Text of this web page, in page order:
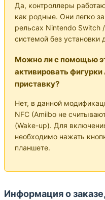
Да, контроллеры
как родные. Они легко
рельсах Nintendo Switch
системой без установки
Можно ли с помощью
активировать
приставку?
Нет, в данной
NFC (Amiibo не
(Wake-up). Для
необходимо нажать
планшете.
Информация о